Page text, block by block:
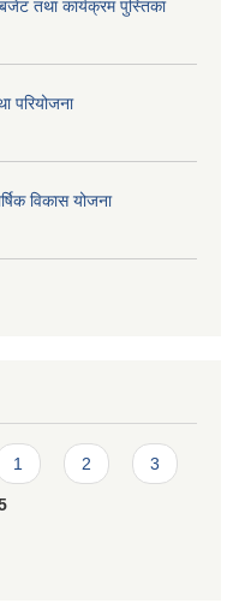
तथा कार्यक्रम पुस्तिका
परियोजना
विकास योजना
1 2 3